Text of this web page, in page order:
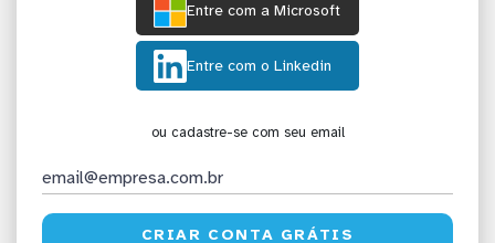
Entre com a Microsoft
Entre com o Linkedin
ou cadastre-se com seu email